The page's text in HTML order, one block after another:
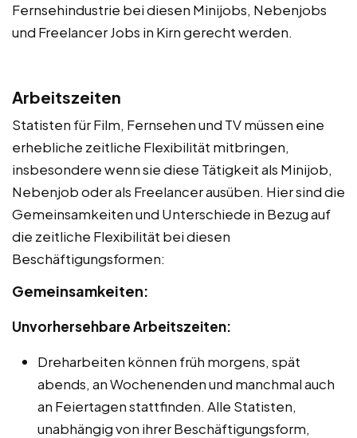
Fernsehindustrie bei diesen Minijobs, Nebenjobs
und Freelancer Jobs in Kirn gerecht werden.
Arbeitszeiten
Statisten für Film, Fernsehen und TV müssen eine
erhebliche zeitliche Flexibilität mitbringen,
insbesondere wenn sie diese Tätigkeit als Minijob,
Nebenjob oder als Freelancer ausüben. Hier sind die
Gemeinsamkeiten und Unterschiede in Bezug auf
die zeitliche Flexibilität bei diesen
Beschäftigungsformen:
Gemeinsamkeiten:
Unvorhersehbare Arbeitszeiten:
Dreharbeiten können früh morgens, spät
abends, an Wochenenden und manchmal auch
an Feiertagen stattfinden. Alle Statisten,
unabhängig von ihrer Beschäftigungsform,